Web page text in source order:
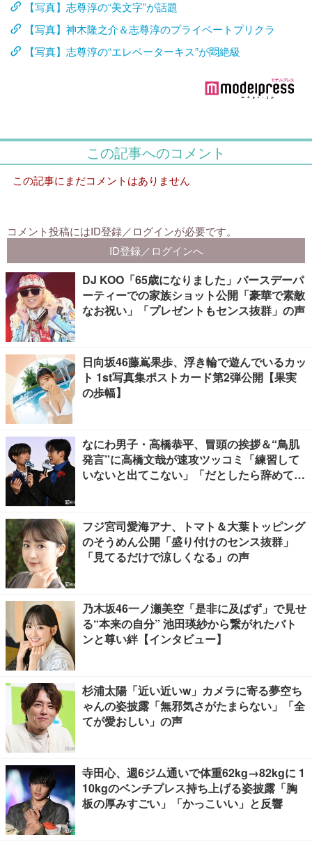
【写真】志尊淳の“美文字”が話題
【写真】神木隆之介＆志尊淳のプライベートプリクラ
【写真】志尊淳の“エレベーターキス”が悶絶級
DJ KOO「65歳になりました」バースデーパ
ーティーでの家族ショット公開「豪華で素敵
なお祝い」「プレゼントもセンス抜群」の声
日向坂46藤嶌果歩、浮き輪で遊んでいるカッ
ト 1st写真集ポストカード第2弾公開【果実
の歩幅】
なにわ男子・高橋恭平、冒頭の挨拶＆“鳥肌
発言”に高橋文哉が速攻ツッコミ「練習して
いないと出てこない」「だとしたら辞めてく
フジ宮司愛海アナ、トマト＆大葉トッピング
のそうめん公開「盛り付けのセンス抜群」
「見てるだけで涼しくなる」の声
乃木坂46一ノ瀬美空「是非に及ばず」で見せ
る“本来の自分” 池田瑛紗から繋がれたバト
ンと尊い絆【インタビュー】
杉浦太陽「近い近いw」カメラに寄る夢空ち
ゃんの姿披露「無邪気さがたまらない」「全
てが愛おしい」の声
寺田心、週6ジム通いで体重62kg→82kgに 1
10kgのベンチプレス持ち上げる姿披露「胸
板の厚みすごい」「かっこいい」と反響